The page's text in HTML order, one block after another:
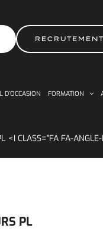
RECRUTEMENT
D’OCCASION FORMATION
PL